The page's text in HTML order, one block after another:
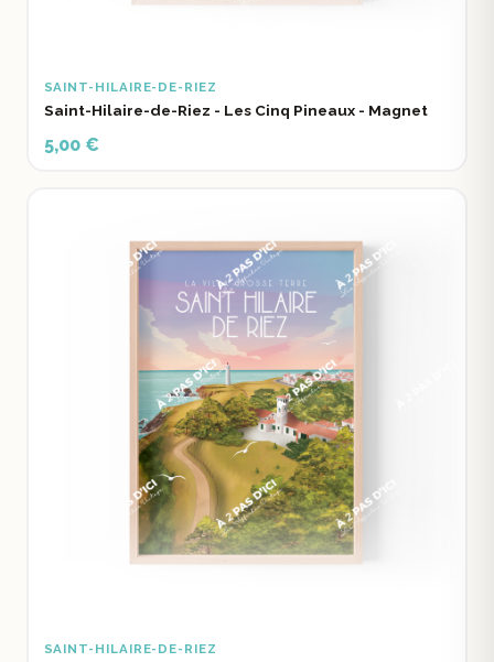
SAINT-HILAIRE-DE-RIEZ
Saint-Hilaire-de-Riez - Les Cinq Pineaux - Magnet
5,00 €
SAINT-HILAIRE-DE-RIEZ